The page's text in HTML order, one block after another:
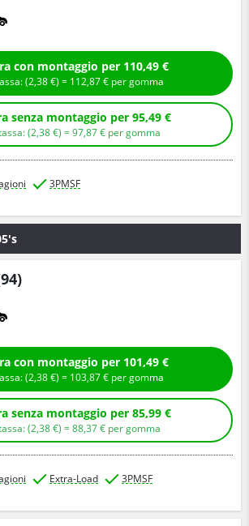
Compra con montaggio per 110,49 €
+ Ecotassa: (2,38€ ) = 112,87€ per gomma
Compra senza montaggio per 95,49 €
+ Ecotassa: (2,38€ ) =97,87€ per gomma
3PMSF
Compra con montaggio per 101,49 €
+ Ecotassa: (2,38€ ) = 103,87€ per gomma
Compra senza montaggio per 85,99 €
+ Ecotassa: (2,38€ ) =88,37€ per gomma
Extra-Load 3PMSF